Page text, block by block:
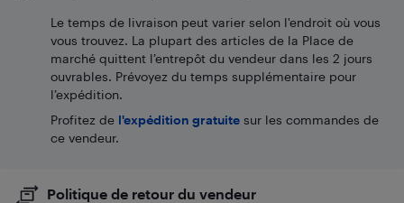
Le temps de livraison peut varier selon l'endroit où vous
vous trouvez. La plupart des articles de la Place de
marché quittent l’entrepôt du vendeur dans les 2 jours
ouvrables. Prévoyez du temps supplémentaire pour
l’expédition.
Profitez de l'expédition gratuite sur les commandes de
ce vendeur.
Politique de retour du vendeur